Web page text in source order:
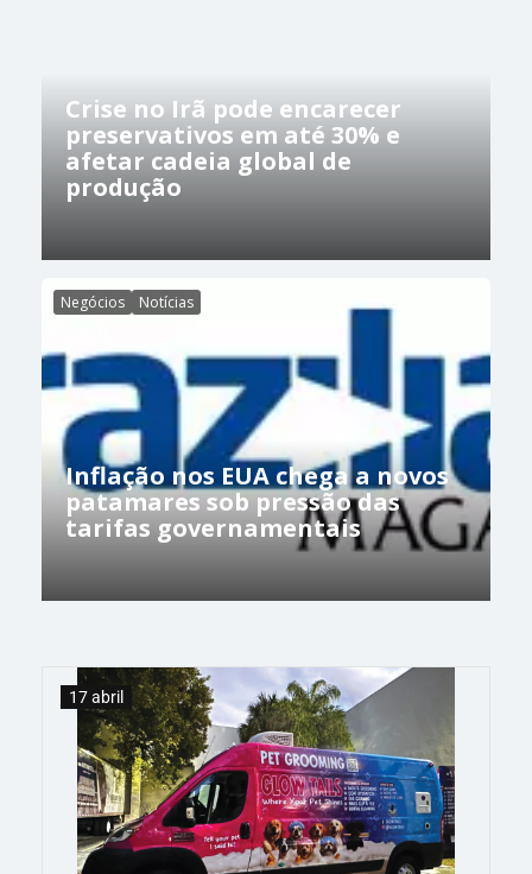
Crise no Irã pode encarecer
preservativos em até 30% e
afetar cadeia global de
produção
Negócios Notícias
Inflação nos EUA chega a novos
patamares sob pressão das
tarifas governamentais
17 abril